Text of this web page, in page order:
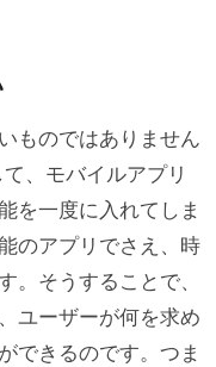
ものではありません
、モバイルアプリ
を一度に入れてしま
のアプリでさえ、時
。そうすることで、
ユーザーが何を求め
できるのです。つま